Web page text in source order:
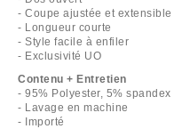
- Coupe ajustée et extensible
- Longueur courte
- Style facile à enfiler
- Exclusivité UO
Contenu + Entretien
- 95% Polyester, 5% spandex
- Lavage en machine
- Importé